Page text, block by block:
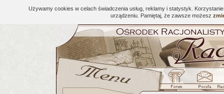
Używamy cookies w celach świadczenia usług, reklamy i statystyk.
urządzeniu. Pamiętaj, że zawsze możesz